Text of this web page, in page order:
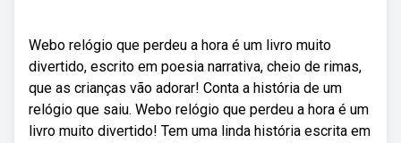
Webo relógio que perdeu a hora é um livro muito
divertido, escrito em poesia narrativa, cheio de rimas,
que as crianças vão adorar! Conta a história de um
relógio que saiu. Webo relógio que perdeu a hora é um
livro muito divertido! Tem uma linda história escrita em